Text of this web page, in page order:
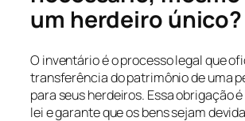
um herdeiro único?
O inventário é o processo legal que
transferência do patrimônio de uma
para seus herdeiros. Essa obrigação
lei e garante que os bens sejam